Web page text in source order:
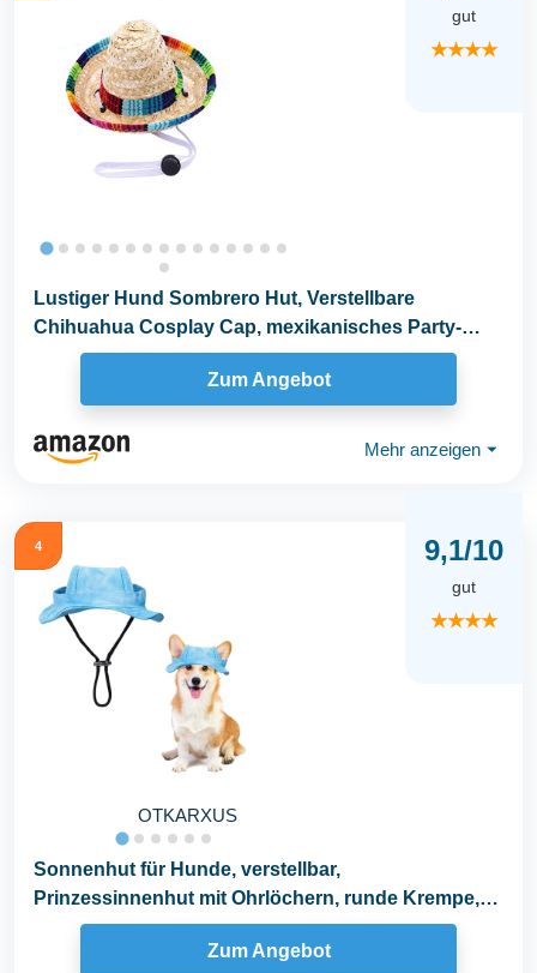
gut
★★★★
Lustiger Hund Sombrero Hut, Verstellbare
Chihuahua Cosplay Cap, mexikanisches Party-
Kostüm...
Zum Angebot
Mehr anzeigen ⏷
4
OTKARXUS
9,1/10
gut
★★★★
Sonnenhut für Hunde, verstellbar,
Prinzessinnenhut mit Ohrlöchern, runde Krempe,
Fischerhut für...
Zum Angebot